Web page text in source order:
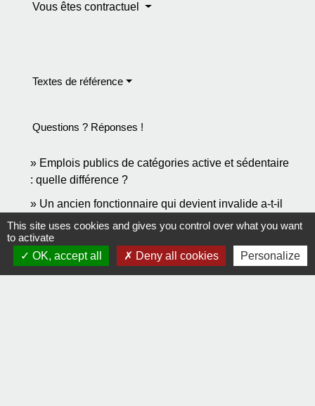
Vous êtes contractuel
Textes de référence
Questions ? Réponses !
Emplois publics de catégories active et sédentaire
: quelle différence ?
Un ancien fonctionnaire qui devient invalide a-t-il
droit à une retraite pour invalidité ?
Un fonctionnaire ayant 3 enfants peut-il encore
partir en retraite plus tôt ?
This site uses cookies and gives you control over what you want
to activate
OK, accept all
Deny all cookies Personalize